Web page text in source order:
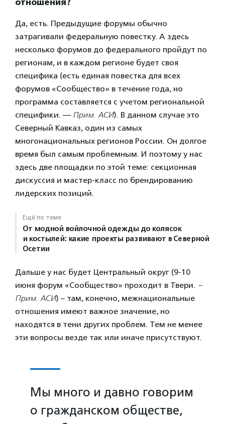
отношения?
Да, есть. Предыдущие форумы обычно
затрагивали федеральную повестку. А здесь
несколько форумов до федерального пройдут по
регионам, и в каждом регионе будет своя
специфика (есть единая повестка для всех
форумов «Сообщество» в течение года, но
программа составляется с учетом региональной
специфики. — Прим. АСИ). В данном случае это
Северный Кавказ, один из самых
многонациональных регионов России. Он долгое
время был самым проблемным. И поэтому у нас
здесь две площадки по этой теме: секционная
дискуссия и мастер-класс по брендированию
лидерских позиций.
Ещё по теме
От модной войлочной одежды до колясок
и костылей: какие проекты развивают в Северной
Осетии
Дальше у нас будет Центральный округ (9-10
июня форум «Сообщество» проходит в Твери. –
Прим. АСИ) – там, конечно, межнациональные
отношения имеют важное значение, но
находятся в тени других проблем. Тем не менее
эти вопросы везде так или иначе присутствуют.
Мы много и давно говорим
о гражданском обществе,